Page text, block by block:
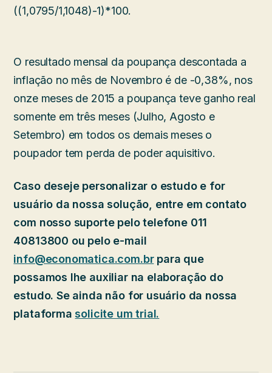
((1,0795/1,1048)-1)*100.
O resultado mensal da poupança descontada a
inflação no mês de Novembro é de -0,38%, nos
onze meses de 2015 a poupança teve ganho real
somente em três meses (Julho, Agosto e
Setembro) em todos os demais meses o
poupador tem perda de poder aquisitivo.
Caso deseje personalizar o estudo e for
usuário da nossa solução, entre em contato
com nosso suporte pelo telefone 011
40813800 ou pelo e-mail
info@economatica.com.brpara que
possamos lhe auxiliar na elaboração do
estudo. Se ainda não for usuário da nossa
plataformasolicite um trial.